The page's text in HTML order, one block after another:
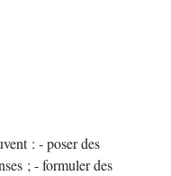
: - poser des
; - formuler des